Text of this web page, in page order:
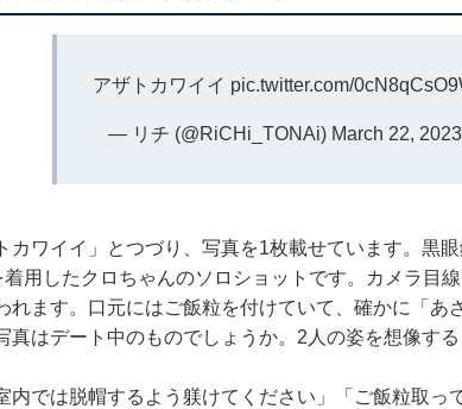
アザトカワイイ pic.twitter.com/
— リチ (@RiCHi_TONAi) March 22, 2023
カワイイ」とつづり、写真を1枚載せています。黒
用したクロちゃんのソロショットです。カメラ目
れます。口元にはご飯粒を付けていて、確かに「あ
真はデート中のものでしょうか。2人の姿を想像する
内では脱帽するよう躾けてください」「ご飯粒取っ